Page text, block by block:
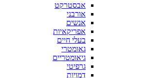
אבסטרקט
אורבני
אנשים
אפריקאיות
בעלי חיים
גאומטרי
גיאומטריים
גרפיטי
דמויות